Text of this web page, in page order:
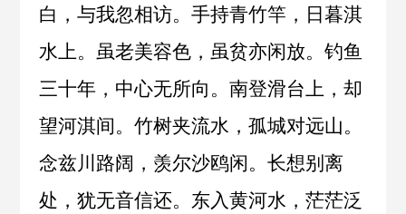
白，与我忽相访。手持青竹竿，日暮淇
水上。虽老美容色，虽贫亦闲放。钓鱼
三十年，中心无所向。南登滑台上，却
望河淇间。竹树夹流水，孤城对远山。
念兹川路阔，羡尔沙鸥闲。长想别离
处，犹无音信还。东入黄河水，茫茫泛